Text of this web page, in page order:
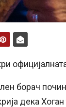
борач
дека